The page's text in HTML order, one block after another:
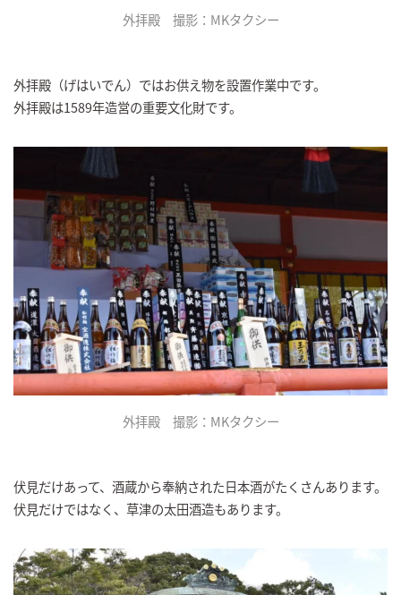
外拝殿 撮影：MKタクシー
外拝殿（げはいでん）ではお供え物を設置作業中です。
外拝殿は1589年造営の重要文化財です。
外拝殿 撮影：MKタクシー
伏見だけあって、酒蔵から奉納された日本酒がたくさんあります。
伏見だけではなく、草津の太田酒造もあります。